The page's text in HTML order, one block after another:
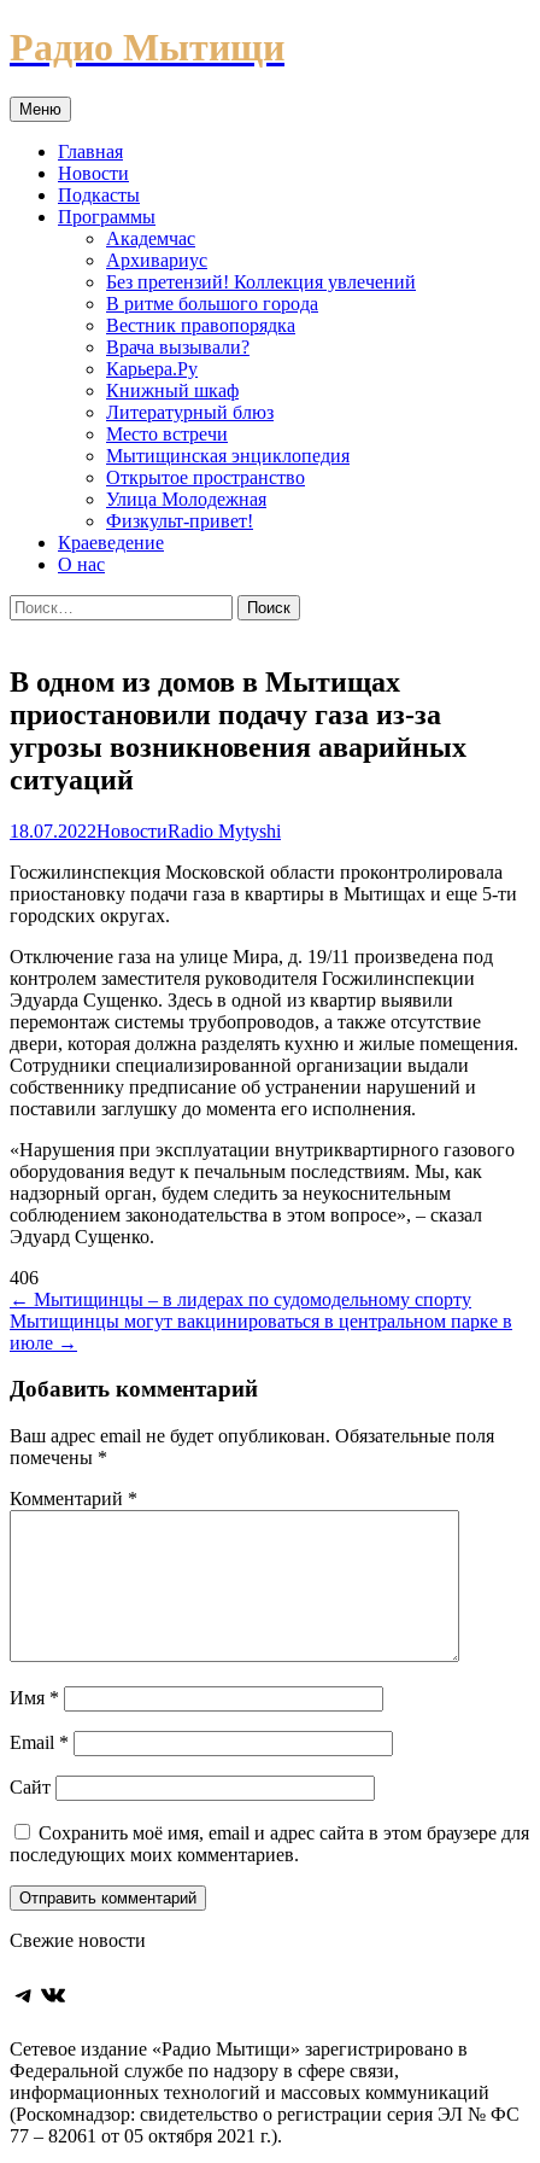
Перейти
к
Радио Мытищи
Меню
Главная
Новости
Подкасты
Программы
Академчас
Архивариус
Без претензий! Коллекция увлечений
В ритме большого города
Вестник правопорядка
Врача вызывали?
Карьера.Ру
Книжный шкаф
Литературный блюз
Место встречи
Мытищинская энциклопедия
Открытое пространство
Улица Молодежная
Физкульт-привет!
Краеведение
О нас
Найти:
В одном из домов в Мытищах
приостановили подачу газа из‑за
угрозы возникновения аварийных
ситуаций
18.07.2022НовостиRadio Mytyshi
Госжилинспекция Московской области проконтролировала
приостановку подачи газа в квартиры в Мытищах и еще 5-ти
городских округах.
Отключение газа на улице Мира, д. 19/11 произведена под
контролем заместителя руководителя Госжилинспекции
Эдуарда Сущенко. Здесь в одной из квартир выявили
перемонтаж системы трубопроводов, а также отсутствие
двери, которая должна разделять кухню и жилые помещения.
Сотрудники специализированной организации выдали
собственнику предписание об устранении нарушений и
поставили заглушку до момента его исполнения.
«Нарушения при эксплуатации внутриквартирного газового
оборудования ведут к печальным последствиям. Мы, как
надзорный орган, будем следить за неукоснительным
соблюдением законодательства в этом вопросе», – сказал
Эдуард Сущенко.
406
Навигация
по
← Мытищинцы – в лидерах по судомодельному спорту
Мытищинцы могут вакцинироваться в центральном парке в
июле →
Добавить комментарий
Ваш адрес email не будет опубликован. Обязательные поля
помечены *
Комментарий *
Имя *
Email *
Сайт
Сохранить моё имя, email и адрес сайта в этом браузере для
последующих моих комментариев.
Свежие новости
Telegram
ВКонтакте
Сетевое издание «Радио Мытищи» зарегистрировано в
Федеральной службе по надзору в сфере связи,
информационных технологий и массовых коммуникаций
(Роскомнадзор: свидетельство о регистрации серия ЭЛ № ФС
77 – 82061 от 05 октября 2021 г.).